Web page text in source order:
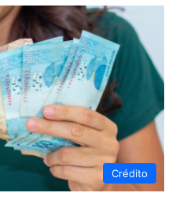
Crédito